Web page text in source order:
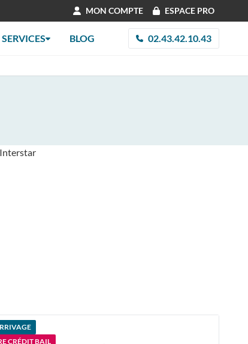
MON COMPTE ESPACE PRO
SERVICES BLOG 02.43.42.10.43
CRÉDIT BAIL